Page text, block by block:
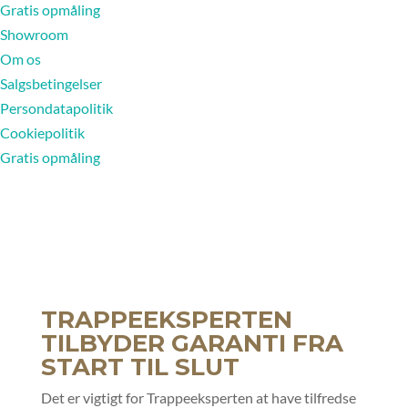
Gratis opmåling
Showroom
Om os
Salgsbetingelser
Persondatapolitik
Cookiepolitik
Gratis opmåling
TRAPPEEKSPERTEN
TILBYDER GARANTI FRA
START TIL SLUT
Det er vigtigt for Trappeeksperten at have tilfredse